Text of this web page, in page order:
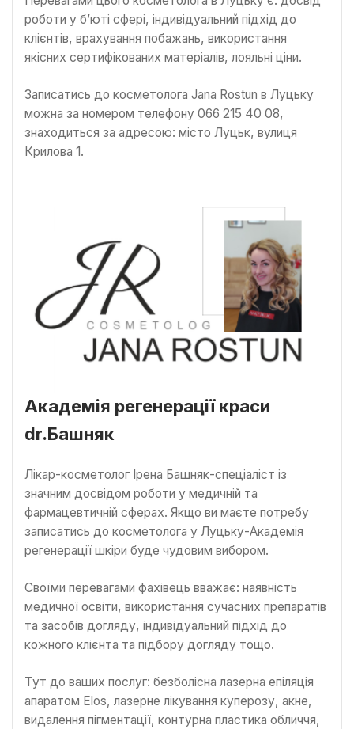
роботи у б’юті сфері, індивідуальний підхід до
клієнтів, врахування побажань, використання
якісних сертифікованих матеріалів, лояльні ціни.
Записатись до косметолога Jana Rostun в Луцьку
можна за номером телефону 066 215 40 08,
знаходиться за адресою: місто Луцьк, вулиця
Крилова 1.
Академія регенерації краси
dr.Башняк
Лікар-косметолог Ірена Башняк-спеціаліст із
значним досвідом роботи у медичній та
фармацевтичній сферах. Якщо ви маєте потребу
записатись до косметолога у Луцьку-Академія
регенерації шкіри буде чудовим вибором.
Своїми перевагами фахівець вважає: наявність
медичної освіти, використання сучасних препаратів
та засобів догляду, індивідуальний підхід до
кожного клієнта та підбору догляду тощо.
Тут до ваших послуг: безболісна лазерна епіляція
апаратом Elos, лазерне лікування куперозу, акне,
видалення пігментації, контурна пластика обличчя,